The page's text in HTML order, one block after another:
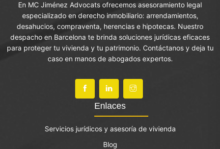
En MC Jiménez Advocats ofrecemos asesoramiento legal
especializado en derecho inmobiliario: arrendamientos,
desahucios, compraventa, herencias e hipotecas. Nuestro
despacho en Barcelona te brinda soluciones jurídicas eficaces
para proteger tu vivienda y tu patrimonio. Contáctanos y deja tu
caso en manos de abogados expertos.
Enlaces
Servicios jurídicos y asesoría de vivienda
Blog